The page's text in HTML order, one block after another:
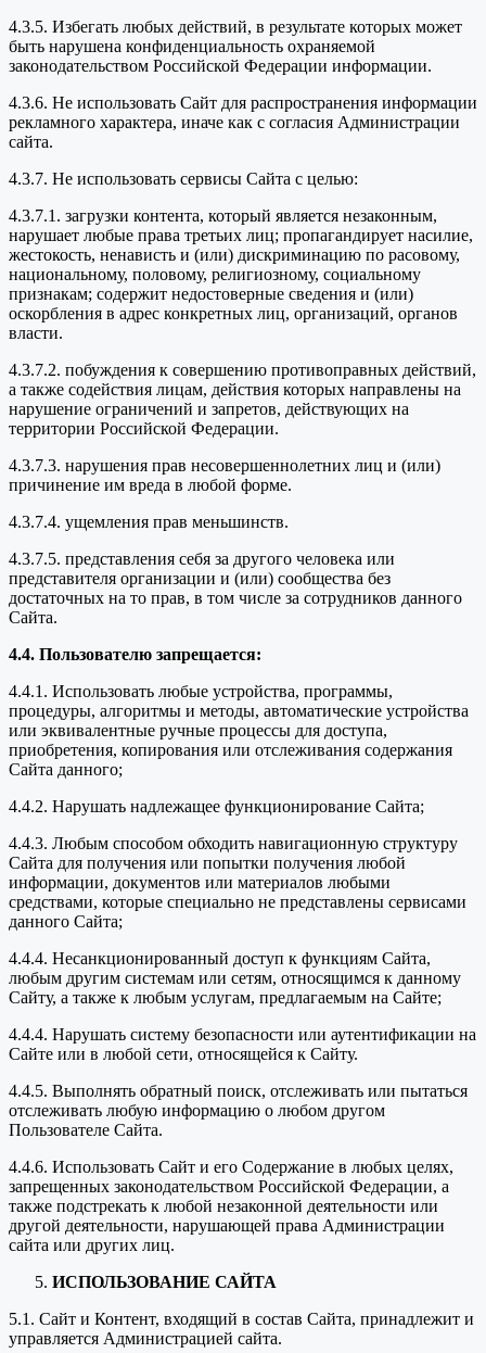
4.3.5. Избегать любых действий, в результате которых может
быть нарушена конфиденциальность охраняемой
законодательством Российской Федерации информации.
4.3.6. Не использовать Сайт для распространения информации
рекламного характера, иначе как с согласия Администрации
сайта.
4.3.7. Не использовать сервисы Сайта с целью:
4.3.7.1. загрузки контента, который является незаконным,
нарушает любые права третьих лиц; пропагандирует насилие,
жестокость, ненависть и (или) дискриминацию по расовому,
национальному, половому, религиозному, социальному
признакам; содержит недостоверные сведения и (или)
оскорбления в адрес конкретных лиц, организаций, органов
власти.
4.3.7.2. побуждения к совершению противоправных действий,
а также содействия лицам, действия которых направлены на
нарушение ограничений и запретов, действующих на
территории Российской Федерации.
4.3.7.3. нарушения прав несовершеннолетних лиц и (или)
причинение им вреда в любой форме.
4.3.7.4. ущемления прав меньшинств.
4.3.7.5. представления себя за другого человека или
представителя организации и (или) сообщества без
достаточных на то прав, в том числе за сотрудников данного
Сайта.
4.4. Пользователю запрещается:
4.4.1. Использовать любые устройства, программы,
процедуры, алгоритмы и методы, автоматические устройства
или эквивалентные ручные процессы для доступа,
приобретения, копирования или отслеживания содержания
Сайта данного;
4.4.2. Нарушать надлежащее функционирование Сайта;
4.4.3. Любым способом обходить навигационную структуру
Сайта для получения или попытки получения любой
информации, документов или материалов любыми
средствами, которые специально не представлены сервисами
данного Сайта;
4.4.4. Несанкционированный доступ к функциям Сайта,
любым другим системам или сетям, относящимся к данному
Сайту, а также к любым услугам, предлагаемым на Сайте;
4.4.4. Нарушать систему безопасности или аутентификации на
Сайте или в любой сети, относящейся к Сайту.
4.4.5. Выполнять обратный поиск, отслеживать или пытаться
отслеживать любую информацию о любом другом
Пользователе Сайта.
4.4.6. Использовать Сайт и его Содержание в любых целях,
запрещенных законодательством Российской Федерации, а
также подстрекать к любой незаконной деятельности или
другой деятельности, нарушающей права Администрации
сайта или других лиц.
ИСПОЛЬЗОВАНИЕ САЙТА
5.1. Сайт и Контент, входящий в состав Сайта, принадлежит и
управляется Администрацией сайта.